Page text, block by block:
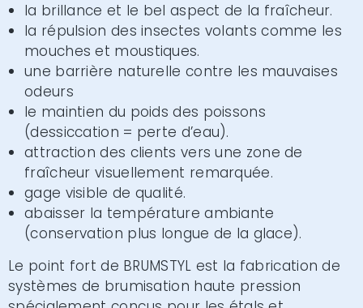
la brillance et le bel aspect de la fraîcheur.
la répulsion des insectes volants comme les
mouches et moustiques.
une barrière naturelle contre les mauvaises
odeurs
le maintien du poids des poissons
(dessiccation = perte d’eau).
attraction des clients vers une zone de
fraîcheur visuellement remarquée.
gage visible de qualité.
abaisser la température ambiante
(conservation plus longue de la glace).
Le point fort de BRUMSTYL est la fabrication de
systèmes de brumisation haute pression